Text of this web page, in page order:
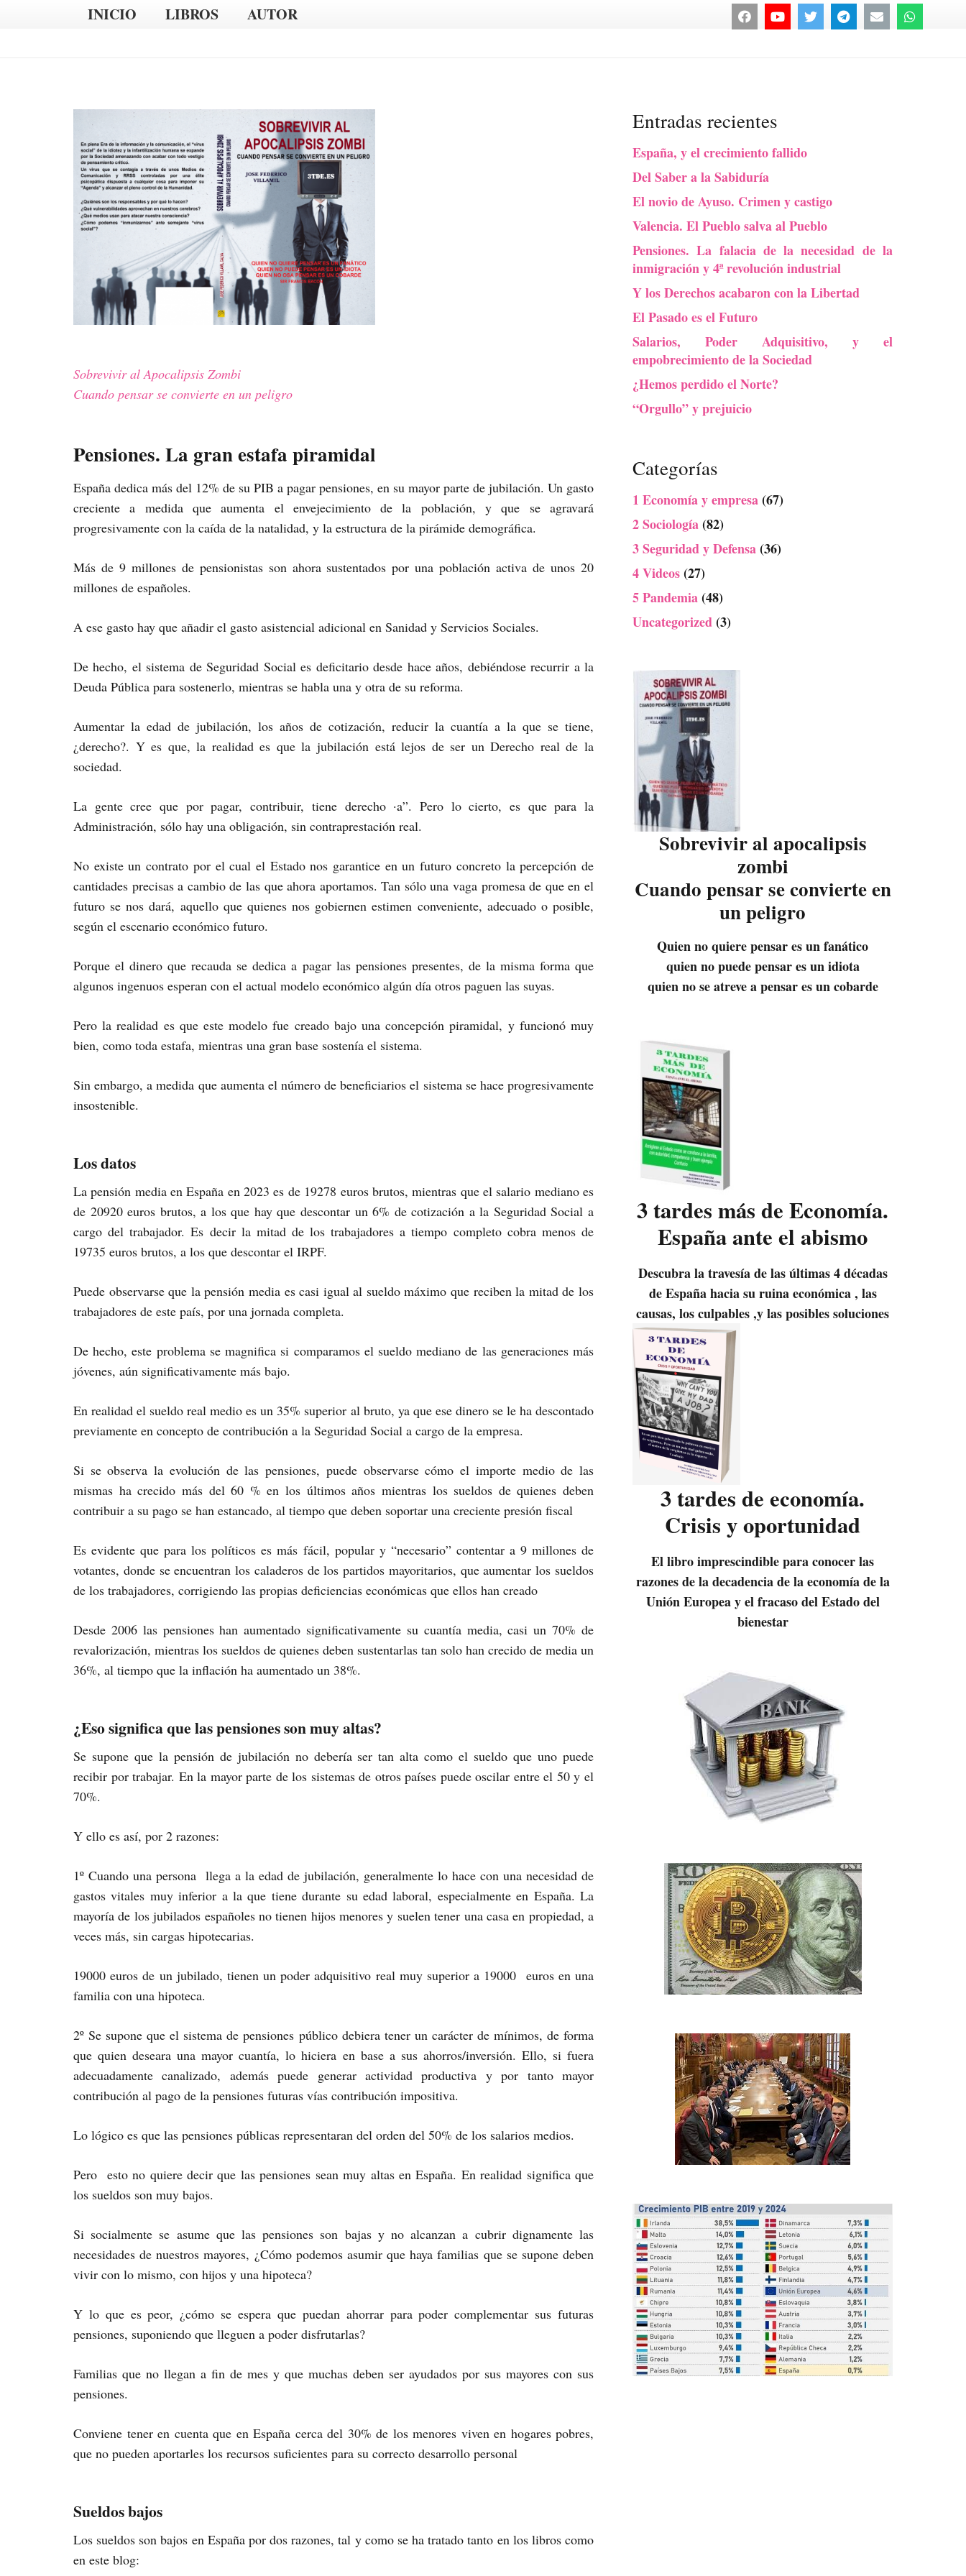
INICIO LIBROS AUTOR
Sobrevivir al Apocalipsis Zombi
Cuando pensar se convierte en un peligro
Pensiones. La gran estafa piramidal
España dedica más del 12% de su PIB a pagar pensiones, en su mayor parte de jubilación. Un gasto
creciente a medida que aumenta el envejecimiento de la población, y que se agravará
progresivamente con la caída de la natalidad, y la estructura de la pirámide demográfica.
Más de 9 millones de pensionistas son ahora sustentados por una población activa de unos 20
millones de españoles.
A ese gasto hay que añadir el gasto asistencial adicional en Sanidad y Servicios Sociales.
De hecho, el sistema de Seguridad Social es deficitario desde hace años, debiéndose recurrir a la
Deuda Pública para sostenerlo, mientras se habla una y otra de su reforma.
Aumentar la edad de jubilación, los años de cotización, reducir la cuantía a la que se tiene,
¿derecho?. Y es que, la realidad es que la jubilación está lejos de ser un Derecho real de la
sociedad.
La gente cree que por pagar, contribuir, tiene derecho ·a”. Pero lo cierto, es que para la
Administración, sólo hay una obligación, sin contraprestación real.
No existe un contrato por el cual el Estado nos garantice en un futuro concreto la percepción de
cantidades precisas a cambio de las que ahora aportamos. Tan sólo una vaga promesa de que en el
futuro se nos dará, aquello que quienes nos gobiernen estimen conveniente, adecuado o posible,
según el escenario económico futuro.
Porque el dinero que recauda se dedica a pagar las pensiones presentes, de la misma forma que
algunos ingenuos esperan con el actual modelo económico algún día otros paguen las suyas.
Pero la realidad es que este modelo fue creado bajo una concepción piramidal, y funcionó muy
bien, como toda estafa, mientras una gran base sostenía el sistema.
Sin embargo, a medida que aumenta el número de beneficiarios el sistema se hace progresivamente
insostenible.
Los datos
La pensión media en España en 2023 es de 19278 euros brutos, mientras que el salario mediano es
de 20920 euros brutos, a los que hay que descontar un 6% de cotización a la Seguridad Social a
cargo del trabajador. Es decir la mitad de los trabajadores a tiempo completo cobra menos de
19735 euros brutos, a los que descontar el IRPF.
Puede observarse que la pensión media es casi igual al sueldo máximo que reciben la mitad de los
trabajadores de este país, por una jornada completa.
De hecho, este problema se magnifica si comparamos el sueldo mediano de las generaciones más
jóvenes, aún significativamente más bajo.
En realidad el sueldo real medio es un 35% superior al bruto, ya que ese dinero se le ha descontado
previamente en concepto de contribución a la Seguridad Social a cargo de la empresa.
Si se observa la evolución de las pensiones, puede observarse cómo el importe medio de las
mismas ha crecido más del 60 % en los últimos años mientras los sueldos de quienes deben
contribuir a su pago se han estancado, al tiempo que deben soportar una creciente presión fiscal
Es evidente que para los políticos es más fácil, popular y “necesario” contentar a 9 millones de
votantes, donde se encuentran los caladeros de los partidos mayoritarios, que aumentar los sueldos
de los trabajadores, corrigiendo las propias deficiencias económicas que ellos han creado
Desde 2006 las pensiones han aumentado significativamente su cuantía media, casi un 70% de
revalorización, mientras los sueldos de quienes deben sustentarlas tan solo han crecido de media un
36%, al tiempo que la inflación ha aumentado un 38%.
¿Eso significa que las pensiones son muy altas?
Se supone que la pensión de jubilación no debería ser tan alta como el sueldo que uno puede
recibir por trabajar. En la mayor parte de los sistemas de otros países puede oscilar entre el 50 y el
70%.
Y ello es así, por 2 razones:
1º Cuando una persona llega a la edad de jubilación, generalmente lo hace con una necesidad de
gastos vitales muy inferior a la que tiene durante su edad laboral, especialmente en España. La
mayoría de los jubilados españoles no tienen hijos menores y suelen tener una casa en propiedad, a
veces más, sin cargas hipotecarias.
19000 euros de un jubilado, tienen un poder adquisitivo real muy superior a 19000 euros en una
familia con una hipoteca.
2º Se supone que el sistema de pensiones público debiera tener un carácter de mínimos, de forma
que quien deseara una mayor cuantía, lo hiciera en base a sus ahorros/inversión. Ello, si fuera
adecuadamente canalizado, además puede generar actividad productiva y por tanto mayor
contribución al pago de la pensiones futuras vías contribución impositiva.
Lo lógico es que las pensiones públicas representaran del orden del 50% de los salarios medios.
Pero esto no quiere decir que las pensiones sean muy altas en España. En realidad significa que
los sueldos son muy bajos.
Si socialmente se asume que las pensiones son bajas y no alcanzan a cubrir dignamente las
necesidades de nuestros mayores, ¿Cómo podemos asumir que haya familias que se supone deben
vivir con lo mismo, con hijos y una hipoteca?
Y lo que es peor, ¿cómo se espera que puedan ahorrar para poder complementar sus futuras
pensiones, suponiendo que lleguen a poder disfrutarlas?
Familias que no llegan a fin de mes y que muchas deben ser ayudados por sus mayores con sus
pensiones.
Conviene tener en cuenta que en España cerca del 30% de los menores viven en hogares pobres,
que no pueden aportarles los recursos suficientes para su correcto desarrollo personal
Sueldos bajos
Los sueldos son bajos en España por dos razones, tal y como se ha tratado tanto en los libros como
en este blog:
Entradas recientes
España, y el crecimiento fallido
Del Saber a la Sabiduría
El novio de Ayuso. Crimen y castigo
Valencia. El Pueblo salva al Pueblo
Pensiones. La falacia de la necesidad de la
inmigración y 4ª revolución industrial
Y los Derechos acabaron con la Libertad
El Pasado es el Futuro
Salarios, Poder Adquisitivo, y el
empobrecimiento de la Sociedad
¿Hemos perdido el Norte?
“Orgullo” y prejuicio
Categorías
1 Economía y empresa(67)
2 Sociología(82)
3 Seguridad y Defensa(36)
4 Videos(27)
5 Pandemia(48)
Uncategorized(3)
Sobrevivir al apocalipsis
zombi
Cuando pensar se convierte en
un peligro
Quien no quiere pensar es un fanático
quien no puede pensar es un idiota
quien no se atreve a pensar es un cobarde
3 tardes más de Economía.
España ante el abismo
Descubra la travesía de las últimas 4 décadas
de España hacia su ruina económica , las
causas, los culpables ,y las posibles soluciones
3 tardes de economía.
Crisis y oportunidad
El libro imprescindible para conocer las
razones de la decadencia de la economía de la
Unión Europea y el fracaso del Estado del
bienestar